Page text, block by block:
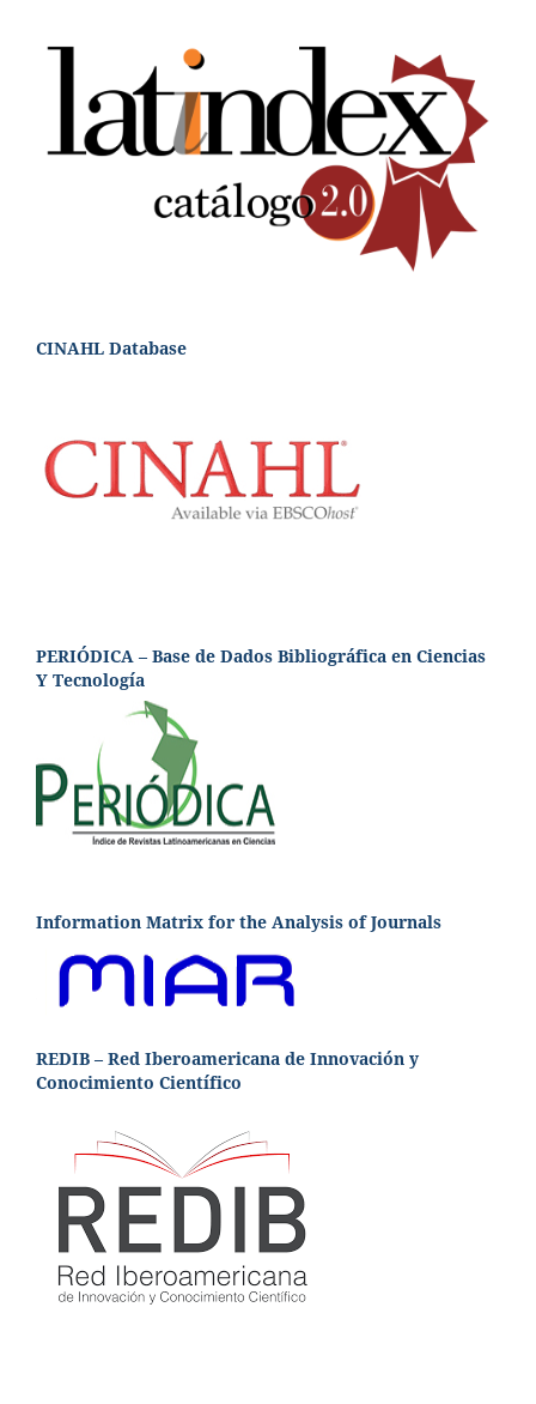
CINAHL Database
PERIÓDICA – Base de Dados Bibliográfica en Ciencias
Y Tecnología
Information Matrix for the Analysis of Journals
REDIB – Red Iberoamericana de Innovación y
Conocimiento Científico